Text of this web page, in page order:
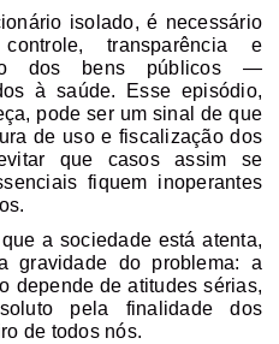
isolado, é necessário
transparência e
bens públicos —
à saúde. Esse episódio,
pode ser um sinal de que
de uso e fiscalização dos
que casos assim se
fiquem inoperantes
a sociedade está atenta,
gravidade do problema: a
depende de atitudes sérias,
pela finalidade dos
de todos nós.